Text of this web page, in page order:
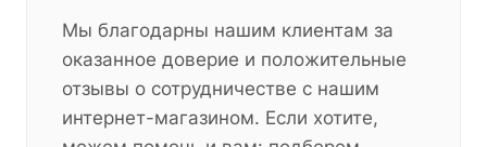
Мы благодарны нашим клиентам за
оказанное доверие и положительные
отзывы о сотрудничестве с нашим
интернет-магазином. Если хотите,